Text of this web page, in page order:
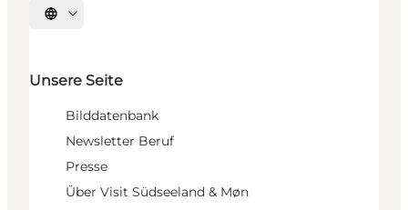
Sprache auswählen
Unsere Seite
Bilddatenbank
Newsletter Beruf
Presse
Über Visit Südseeland & Møn